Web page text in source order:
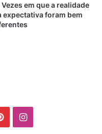
Vezes em que a realidade
expectativa foram bem
PinterestInstagram